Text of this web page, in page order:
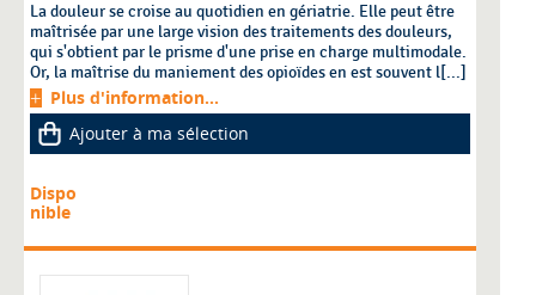
La douleur se croise au quotidien en gériatrie. Elle peut être
maîtrisée par une large vision des traitements des douleurs,
qui s'obtient par le prisme d'une prise en charge multimodale.
Or, la maîtrise du maniement des opioïdes en est souvent l[...]
Plus d'information...
Ajouter à ma sélection
Dispo
nible